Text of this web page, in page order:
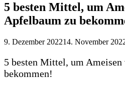
5 besten Mittel, um
Apfelbaum zu
9. Dezember 202214. November
5 besten Mittel, um
bekommen!